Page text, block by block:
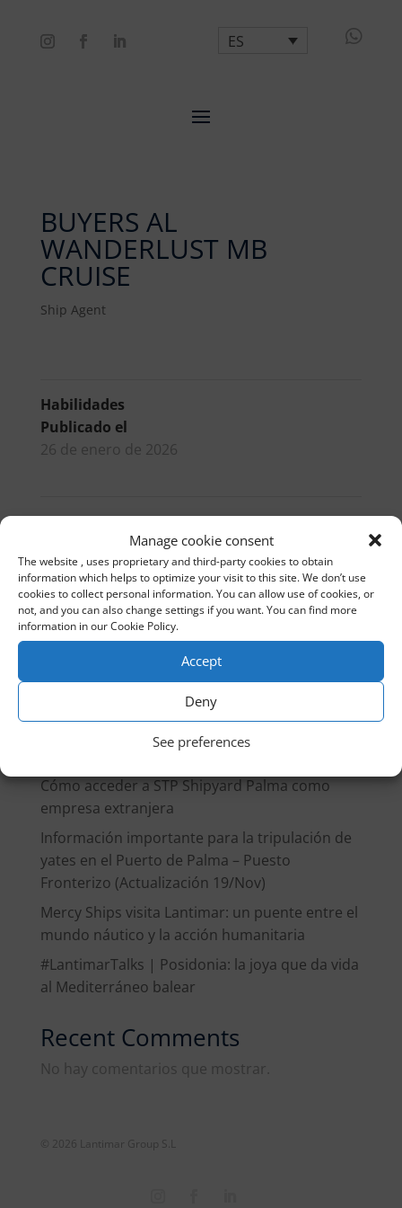
Manage cookie consent
The website , uses proprietary and third-party cookies to obtain
information which helps to optimize your visit to this site. We don’t use
cookies to collect personal information. You can allow use of cookies, or
not, and you can also change settings if you want. You can find more
information in our Cookie Policy.
Accept
Deny
See preferences

ES
BUYERS AL
WANDERLUST MB
CRUISE
Ship Agent
Habilidades
Publicado el
26 de enero de 2026
ANTIGUA PATROCINIO PREMIOS EXCELLENCE
ES
Buscar
Port of Palma Reorganization: The Future of
the Nautical Industry
Cómo acceder a STP Shipyard Palma como
empresa extranjera
Información importante para la tripulación de
yates en el Puerto de Palma – Puesto
Fronterizo (Actualización 19/Nov)
Mercy Ships visita Lantimar: un puente entre el
mundo náutico y la acción humanitaria
#LantimarTalks | Posidonia: la joya que da vida
al Mediterráneo balear
Recent Comments
No hay comentarios que mostrar.
© 2026 Lantimar Group S.L